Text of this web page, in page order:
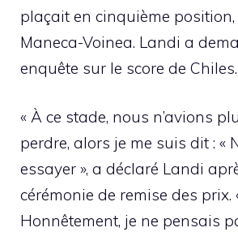
plaçait en cinquième
Maneca-Voinea. Landi a
enquête sur le score de Chiles.
« À ce stade, nous n’avions
perdre, alors je me suis dit : «
essayer », a déclaré Landi
cérémonie de remise des prix.
Honnêtement, je ne pensais